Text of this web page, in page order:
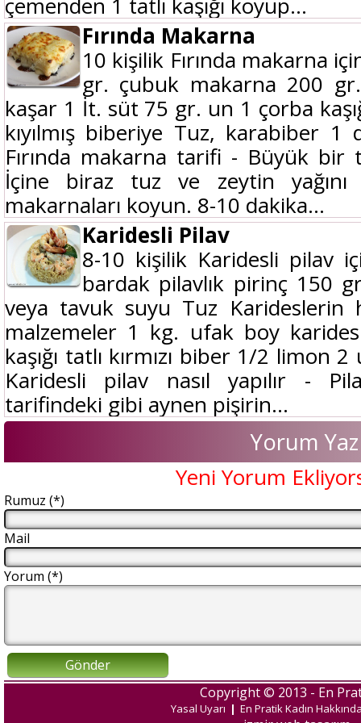
Fırında Makarna
10 kişilik Fırında makarna
gr. çubuk makarna 200
kaşar 1 İt. süt 75 gr. un 1 çorba
kıyılmış biberiye Tuz, karabiber 1
Fırında makarna tarifi - Büyük
İçine biraz tuz ve zeytin yağını
makarnaları koyun. 8-10 dakika...
Karidesli Pilav
8-10 kişilik Karidesli pilav
bardak pilavlık pirinç 150
veya tavuk suyu Tuz Karideslerin
malzemeler 1 kg. ufak boy
kaşığı tatlı kırmızı biber 1/2 limon
Karidesli pilav nasıl yapılır -
tarifindeki gibi aynen pişirin...
Yorum Yaz
Yeni Yorum
Rumuz (*)
Mail
Yorum (*)
Gönder
Copyright © 2013 - En
Yasal Uyarı | En Pratik Kadın